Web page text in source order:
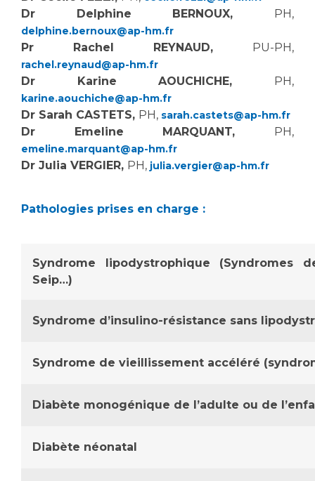
Dr Delphine BERNOUX, PH,
delphine.bernoux@ap-hm.fr
Pr Rachel REYNAUD, PU-PH,
rachel.reynaud@ap-hm.fr
Dr Karine AOUCHICHE, PH,
karine.aouchiche@ap-hm.fr
Dr Sarah CASTETS, PH, sarah.castets@ap-hm.fr
Dr Emeline MARQUANT, PH,
emeline.marquant@ap-hm.fr
Dr Julia VERGIER, PH, julia.vergier@ap-hm.fr
Pathologies prises en charge :
Syndrome lipodystrophique (Syndromes
Seip…)
Syndrome d’insulino-résistance sans
Syndrome de vieillissement accéléré
Diabète monogénique de l’adulte ou de
Diabète néonatal